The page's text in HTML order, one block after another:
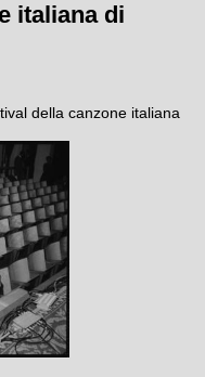
italiana di
della canzone italiana